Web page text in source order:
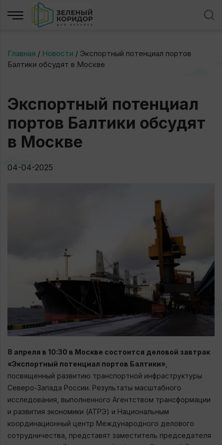
Главная / Новости / Экспортный потенциал портов
Балтики обсудят в Москве
Экспортный потенциал
портов Балтики обсудят
в Москве
04-04-2025
8 апреля в 10:30 в Москве состоится деловой завтрак
«Экспортный потенциал портов Балтики»
посвященный развитию транспортной инфраструктуры
Северо-Запада России. Результаты масштабного
исследования, выполненного Агентством трансформации
и развития экономики (АТРЭ) и Национальным
координационный центр Международного делового
сотрудничества, представят заместитель председателя